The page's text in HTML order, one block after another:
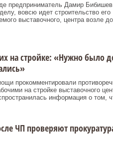
предприниматель Дамир
вовсю идет строительство его
выставочного, центра возле
на стройке: «Нужно было
прокомментировали
на стройке выставочного
информация о том,
ЧП проверяют